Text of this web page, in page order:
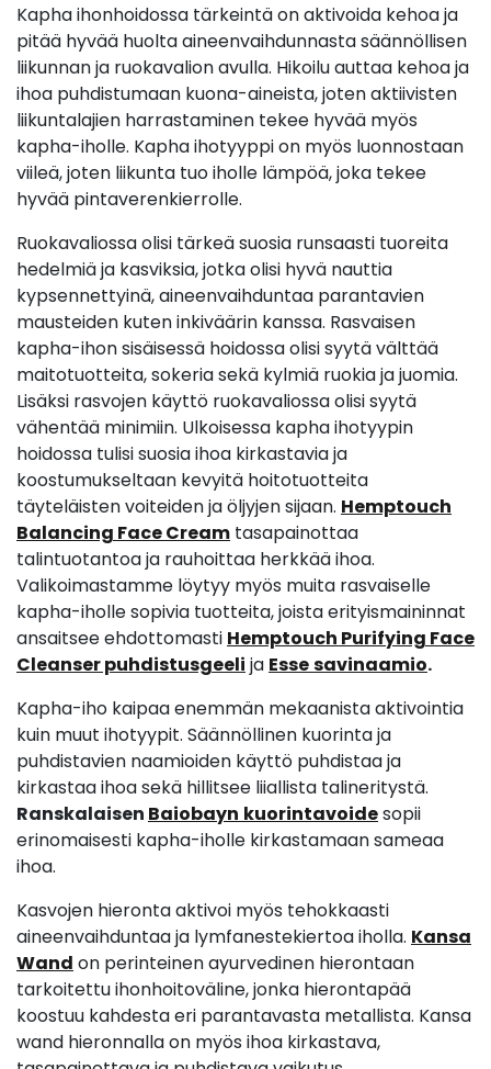
Kapha ihonhoidossa tärkeintä on aktivoida kehoa ja
pitää hyvää huolta aineenvaihdunnasta säännöllisen
liikunnan ja ruokavalion avulla. Hikoilu auttaa kehoa ja
ihoa puhdistumaan kuona-aineista, joten aktiivisten
liikuntalajien harrastaminen tekee hyvää myös
kapha-iholle. Kapha ihotyyppi on myös luonnostaan
viileä, joten liikunta tuo iholle lämpöä, joka tekee
hyvää pintaverenkierrolle.
Ruokavaliossa olisi tärkeä suosia runsaasti tuoreita
hedelmiä ja kasviksia, jotka olisi hyvä nauttia
kypsennettyinä, aineenvaihduntaa parantavien
mausteiden kuten inkiväärin kanssa. Rasvaisen
kapha-ihon sisäisessä hoidossa olisi syytä välttää
maitotuotteita, sokeria sekä kylmiä ruokia ja juomia.
Lisäksi rasvojen käyttö ruokavaliossa olisi syytä
vähentää minimiin. Ulkoisessa kapha ihotyypin
hoidossa tulisi suosia ihoa kirkastavia ja
koostumukseltaan kevyitä hoitotuotteita
täyteläisten voiteiden ja öljyjen sijaan. Hemptouch
Balancing Face Cream tasapainottaa
talintuotantoa ja rauhoittaa herkkää ihoa.
Valikoimastamme löytyy myös muita rasvaiselle
kapha-iholle sopivia tuotteita, joista erityismaininnat
ansaitsee ehdottomasti Hemptouch Purifying Face
Cleanser puhdistusgeeli ja Essesavinaamio.
Kapha-iho kaipaa enemmän mekaanista aktivointia
kuin muut ihotyypit. Säännöllinen kuorinta ja
puhdistavien naamioiden käyttö puhdistaa ja
kirkastaa ihoa sekä hillitsee liiallista talineritystä.
Ranskalaisen Baiobayn kuorintavoidesopii
erinomaisesti kapha-iholle kirkastamaan sameaa
ihoa.
Kasvojen hieronta aktivoi myös tehokkaasti
aineenvaihduntaa ja lymfanestekiertoa iholla. Kansa
Wand on perinteinen ayurvedinen hierontaan
tarkoitettu ihonhoitoväline, jonka hierontapää
koostuu kahdesta eri parantavasta metallista. Kansa
wand hieronnalla on myös ihoa kirkastava,